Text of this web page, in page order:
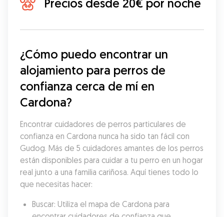
Precios desde 20€ por noche
¿Cómo puedo encontrar un
alojamiento para perros de
confianza cerca de mí en
Cardona?
Encontrar cuidadores de perros particulares de
confianza en Cardona nunca ha sido tan fácil con
Gudog. Más de 5 cuidadores amantes de los perros
están disponibles para cuidar a tu perro en un hogar
real junto a una familia cariñosa. Aquí tienes todo lo
que necesitas hacer:
Buscar: Utiliza el mapa de Cardona para